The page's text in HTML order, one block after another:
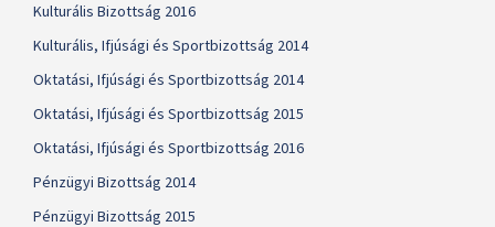
Kulturális Bizottság 2016
Kulturális, Ifjúsági és Sportbizottság 2014
Oktatási, Ifjúsági és Sportbizottság 2014
Oktatási, Ifjúsági és Sportbizottság 2015
Oktatási, Ifjúsági és Sportbizottság 2016
Pénzügyi Bizottság 2014
Pénzügyi Bizottság 2015